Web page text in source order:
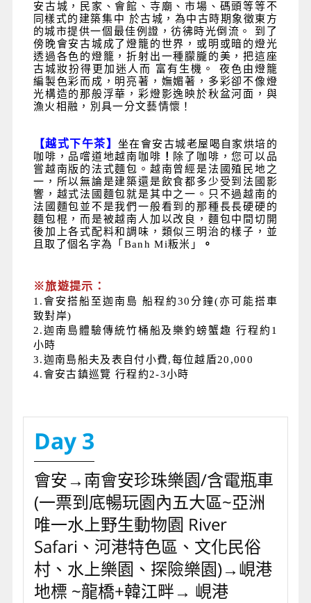
安古城，民家、會館、寺廟、市場、碼頭等等不
同樣式的建築集中 於古城，為中古時期象徵東方
的城市提供一個最佳例證，彷彿時光倒流。
到了
傍晚會安古城成了燈籠的世界，或明或暗的燈光
透過各色的燈籠，折射出一種朦朧的美，把這座
古城妝扮得更加迷人而
富有生機。
夜色由燈籠
編製色彩而成，明亮著，嫵媚著，多彩卻不像燈
光構造的那般浮華，彩燈影逸映於秋盆河面，與
漁火相融，別具一分文藝情懷！
【越式下午茶】坐在會安古城老屋喝自家烘培的
咖啡，品嚐道地越南咖啡 ！ 除了咖啡，您可以品
嘗越南版的法式麵包。越南曾經是法國殖民地之
一，所以無論是建築還是飲食都多少受到法國影
響，越式法國麵包就是其中之一。只不過越南的
法國麵包並不是我們一般看到的那種長長硬硬的
麵包棍，而是被越南人加以改良，麵包中間切開
後加上各式配料和調味，類似三明治的樣子，並
且取了個名字為「Banh Mi粄米」
。
※旅遊提示：
1.會安搭船至迦南島 船程約30分鐘(亦可能搭車
致對岸)
2.迦南島體驗傳統竹桶船及樂釣螃蟹趣 行程約1
小時
3.迦南島船夫及表自付小費,每位越盾20,000
4.會安古鎮巡覽 行程約2-3小時
Day 3
會安→南會安珍珠樂園/含電瓶車
(一票到底暢玩園內五大區~亞洲
唯一水上野生動物園 River
Safari、河港特色區、文化民俗
村、水上樂園、探險樂園)→峴港
地標 ~龍橋+韓江畔→ 峴港